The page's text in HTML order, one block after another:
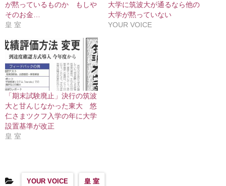
が黙っているものか もしや
そのお金…
皇 室
大学に筑波大が通るなら他の
大学が黙っていない
YOUR VOICE
「期末試験廃止」決行の筑波
大と甘んじなかった東大 悠
仁さまツクフ入学の年に大学
設置基準が改正
皇 室
YOUR VOICE 皇 室